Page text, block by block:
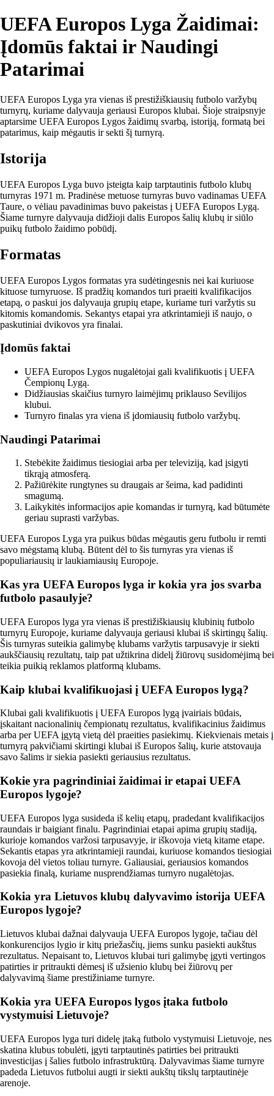
UEFA Europos Lyga Žaidimai:
Įdomūs faktai ir Naudingi
Patarimai
UEFA Europos Lyga yra vienas iš prestižiškiausių futbolo varžybų
turnyrų, kuriame dalyvauja geriausi Europos klubai. Šioje straipsnyje
aptarsime UEFA Europos Lygos žaidimų svarbą, istoriją, formatą bei
patarimus, kaip mėgautis ir sekti šį turnyrą.
Istorija
UEFA Europos Lyga buvo įsteigta kaip tarptautinis futbolo klubų
turnyras 1971 m. Pradinėse metuose turnyras buvo vadinamas UEFA
Taure, o vėliau pavadinimas buvo pakeistas į UEFA Europos Lygą.
Šiame turnyre dalyvauja didžioji dalis Europos šalių klubų ir siūlo
puikų futbolo žaidimo pobūdį.
Formatas
UEFA Europos Lygos formatas yra sudėtingesnis nei kai kuriuose
kituose turnyruose. Iš pradžių komandos turi praeiti kvalifikacijos
etapą, o paskui jos dalyvauja grupių etape, kuriame turi varžytis su
kitomis komandomis. Sekantys etapai yra atkrintamieji iš naujo, o
paskutiniai dvikovos yra finalai.
Įdomūs faktai
UEFA Europos Lygos nugalėtojai gali kvalifikuotis į UEFA
Čempionų Lygą.
Didžiausias skaičius turnyro laimėjimų priklauso Sevilijos
klubui.
Turnyro finalas yra viena iš įdomiausių futbolo varžybų.
Naudingi Patarimai
Stebėkite žaidimus tiesiogiai arba per televiziją, kad įsigyti
tikrąją atmosferą.
Pažiūrėkite rungtynes su draugais ar šeima, kad padidinti
smagumą.
Laikykitės informacijos apie komandas ir turnyrą, kad būtumėte
geriau suprasti varžybas.
UEFA Europos Lyga yra puikus būdas mėgautis geru futbolu ir remti
savo mėgstamą klubą. Būtent dėl to šis turnyras yra vienas iš
populiariausių ir laukiamiausių Europoje.
Kas yra UEFA Europos lyga ir kokia yra jos svarba
futbolo pasaulyje?
UEFA Europos lyga yra vienas iš prestižiškiausių klubinių futbolo
turnyrų Europoje, kuriame dalyvauja geriausi klubai iš skirtingų šalių.
Šis turnyras suteikia galimybę klubams varžytis tarpusavyje ir siekti
aukščiausių rezultatų, taip pat užtikrina didelį žiūrovų susidomėjimą bei
teikia puikią reklamos platformą klubams.
Kaip klubai kvalifikuojasi į UEFA Europos lygą?
Klubai gali kvalifikuotis į UEFA Europos lygą įvairiais būdais,
įskaitant nacionalinių čempionatų rezultatus, kvalifikacinius žaidimus
arba per UEFA įgytą vietą dėl praeities pasiekimų. Kiekvienais metais į
turnyrą pakvičiami skirtingi klubai iš Europos šalių, kurie atstovauja
savo šalims ir siekia pasiekti geriausius rezultatus.
Kokie yra pagrindiniai žaidimai ir etapai UEFA
Europos lygoje?
UEFA Europos lyga susideda iš kelių etapų, pradedant kvalifikacijos
raundais ir baigiant finalu. Pagrindiniai etapai apima grupių stadiją,
kurioje komandos varžosi tarpusavyje, ir iškovoja vietą kitame etape.
Sekantis etapas yra atkrintamieji raundai, kuriuose komandos tiesiogiai
kovoja dėl vietos toliau turnyre. Galiausiai, geriausios komandos
pasiekia finalą, kuriame nusprendžiamas turnyro nugalėtojas.
Kokia yra Lietuvos klubų dalyvavimo istorija UEFA
Europos lygoje?
Lietuvos klubai dažnai dalyvauja UEFA Europos lygoje, tačiau dėl
konkurencijos lygio ir kitų priežasčių, jiems sunku pasiekti aukštus
rezultatus. Nepaisant to, Lietuvos klubai turi galimybę įgyti vertingos
patirties ir pritraukti dėmesį iš užsienio klubų bei žiūrovų per
dalyvavimą šiame prestižiniame turnyre.
Kokia yra UEFA Europos lygos įtaka futbolo
vystymuisi Lietuvoje?
UEFA Europos lyga turi didelę įtaką futbolo vystymuisi Lietuvoje, nes
skatina klubus tobulėti, įgyti tarptautinės patirties bei pritraukti
investicijas į šalies futbolo infrastruktūrą. Dalyvavimas šiame turnyre
padeda Lietuvos futbolui augti ir siekti aukštų tikslų tarptautinėje
arenoje.